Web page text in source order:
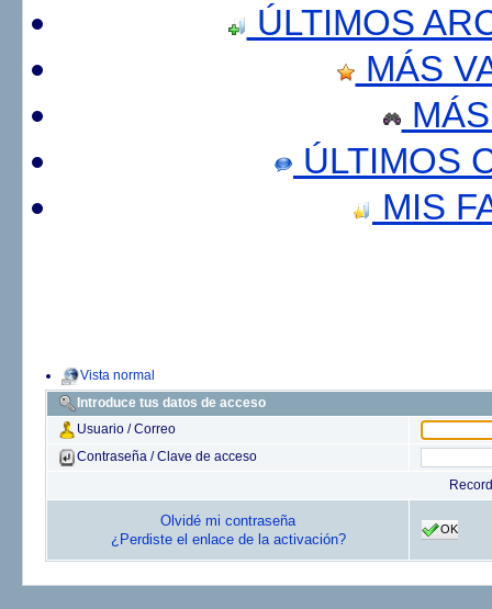
ÚLTIMOS
MÁS
ÚLTIMOS
MIS
Vista normal
Introduce tus datos de acceso
Usuario / Correo
Contraseña / Clave de acceso
Olvidé mi contraseña
¿Perdiste el enlace de la activación?
OK